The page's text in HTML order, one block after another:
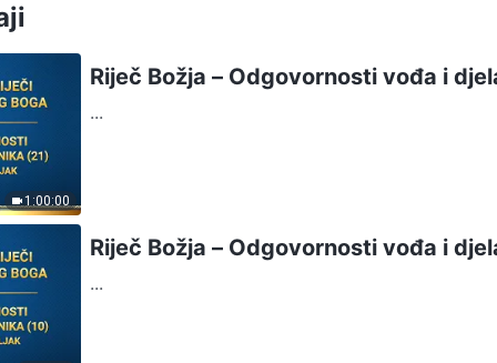
1:00:00
Riječ Božja – Odgovornosti vođa i
...
Riječ Božja – Odgovornosti vođa i
...